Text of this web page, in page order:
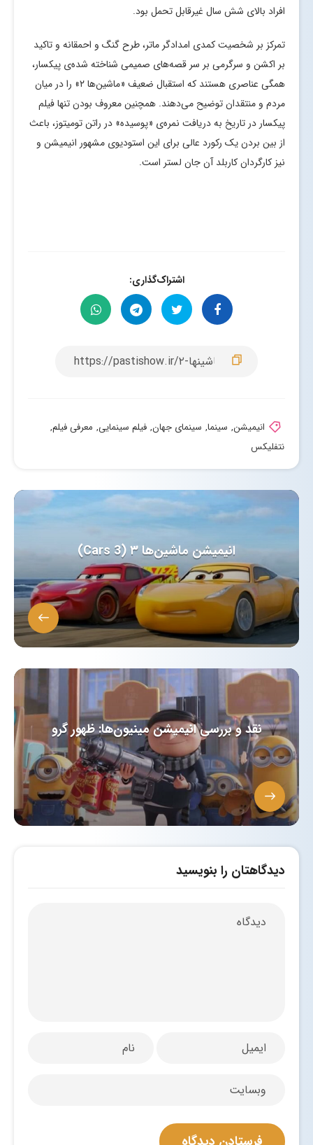
افراد بالای شش سال غیرقابل تحمل بود.
تمرکز بر شخصیت کمدی امدادگر ماتر، طرح گنگ و احمقانه و تاکید
بر اکشن و سرگرمی بر سر قصه‌های صمیمی شناخته شده‌ی پیکسار،
همگی عناصری هستند که استقبال ضعیف «ماشین‌ها ۲» را در میان
مردم و منتقدان توضیح می‌دهند. همچنین معروف بودن تنها فیلم
پیکسار در تاریخ به دریافت نمره‌ی «پوسیده» در راتن تومیتوز، باعث
از بین بردن یک رکورد عالی برای این استودیوی مشهور انیمیشن و
نیز کارگردان کاربلد آن جان لستر است.
اشتراک‌گذاری:
انیمیشن, سینما, سینمای جهان, فیلم سینمایی, معرفی فیلم,
نتفلیکس
انیمیشن ماشین‌ها ۳ (Cars 3)
نقد و بررسی انیمیشن مینیون‌ها: ظهور گرو
دیدگاهتان را بنویسید